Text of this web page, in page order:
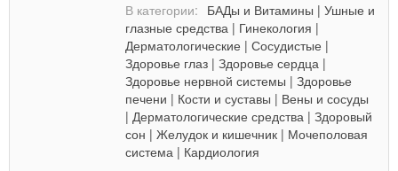
В категории: БАДы и Витамины | Ушные и
глазные средства | Гинекология |
Дерматологические | Сосудистые |
Здоровье глаз | Здоровье сердца |
Здоровье нервной системы | Здоровье
печени | Кости и суставы | Вены и сосуды
| Дерматологические средства | Здоровый
сон | Желудок и кишечник | Мочеполовая
система | Кардиология